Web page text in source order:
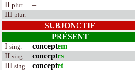
II plur.
–
III plur.
–
SUBJONCTIF
PRÉSENT
I sing. conceptem
II sing. conceptes
III sing. conceptet